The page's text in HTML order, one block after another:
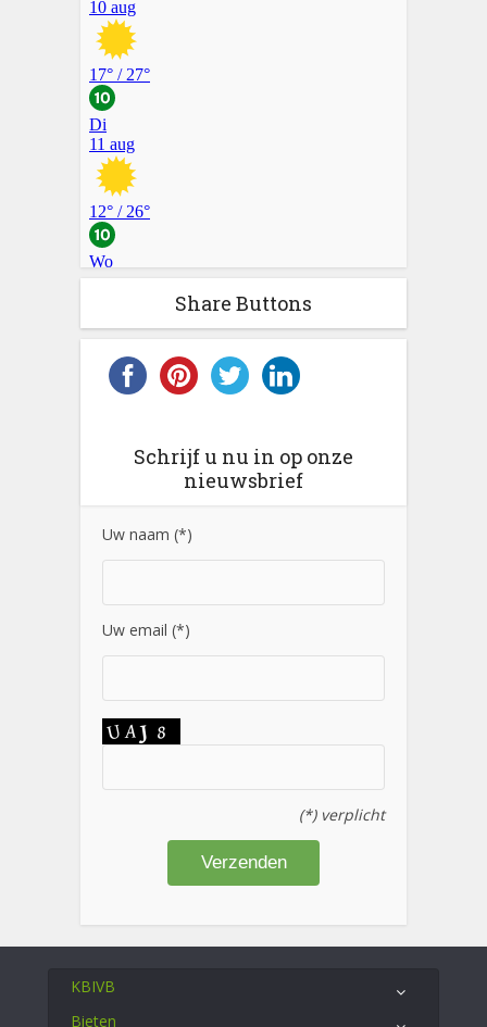
Share Buttons
Schrijf u nu in op onze
nieuwsbrief
Uw naam (*)
Uw email (*)
(*) verplicht
KBIVB
Bieten